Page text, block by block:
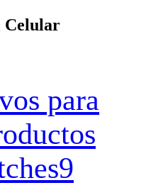
Celular
para
9